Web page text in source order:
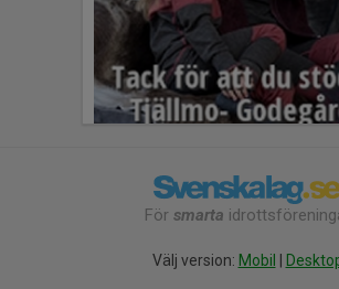
För smarta
Välj version: Mobil |